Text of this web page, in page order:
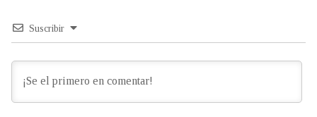
Suscribir